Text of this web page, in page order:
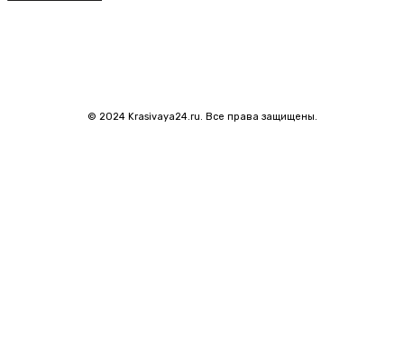
© 2024 Krasivaya24.ru. Все права защищены.